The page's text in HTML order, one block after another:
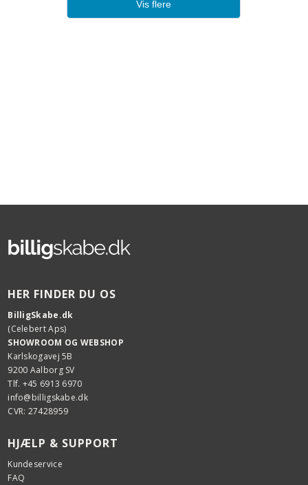
Vis flere
HER FINDER DU OS
BilligSkabe.dk
(Celebert Aps)
SHOWROOM OG WEBSHOP
Karlskogavej 5B
9200 Aalborg SV
Tlf. +45 6913 6970
info@billigskabe.dk
CVR: 27428959
HJÆLP & SUPPORT
Kundeservice
FAQ